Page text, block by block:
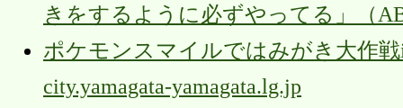
きをするように必ずやってる」（
ポケモンスマイルではみがき大作
city.yamagata-yamagata.lg.jp